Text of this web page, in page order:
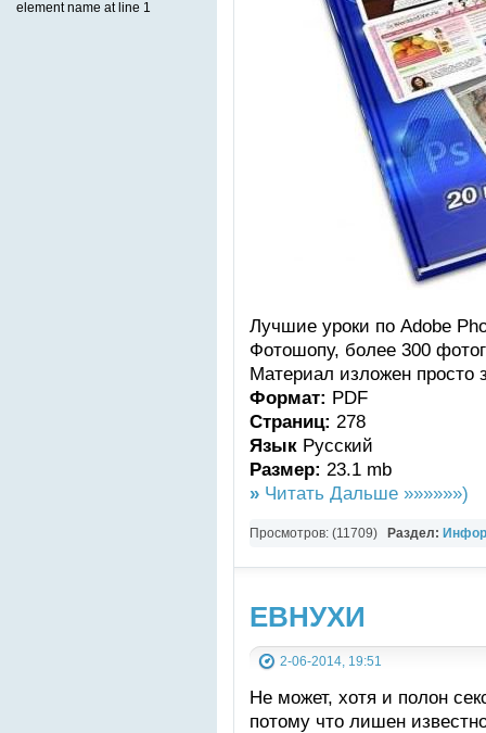
Лучшие уроки по Adobe
Фотошопу, более 300
Материал изложен просто
Формат: PDF
Страниц: 278
Язык Русский
Размер: 23.1 mb
» Читать Дальше »»»»»»)
Просмотров: (11709) Раздел:
ЕВНУХИ
2-06-2014, 19:51
Не может, хотя и полон
потому что лишен
element name at line 1